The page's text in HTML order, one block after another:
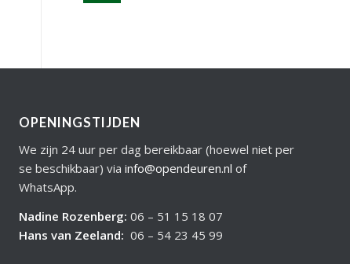
OPENINGSTIJDEN
We zijn 24 uur per dag bereikbaar (hoewel niet per
se beschikbaar) viainfo@opendeuren.nl of
WhatsApp.
Nadine Rozenberg:06 – 51 15 18 07
Hans van Zeeland:06 – 54 23 45 99